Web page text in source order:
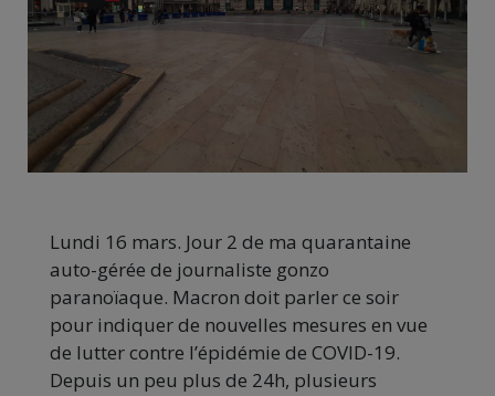
Lundi 16 mars. Jour 2 de ma quarantaine
auto-gérée de journaliste gonzo
paranoïaque. Macron doit parler ce soir
pour indiquer de nouvelles mesures en vue
de lutter contre l’épidémie de COVID-19.
Depuis un peu plus de 24h, plusieurs